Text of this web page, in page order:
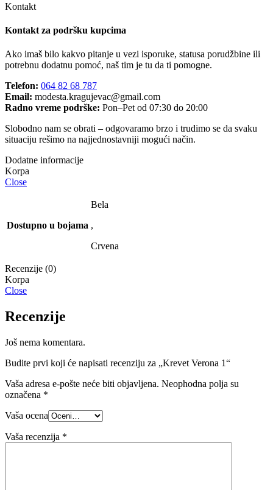
Kontakt
Kontakt za podršku kupcima
Ako imaš bilo kakvo pitanje u vezi isporuke, statusa porudžbine ili
potrebnu dodatnu pomoć, naš tim je tu da ti pomogne.
Telefon: 064 82 68 787
Email: modesta.kragujevac@gmail.com
Radno vreme podrške: Pon–Pet od 07:30 do 20:00
Slobodno nam se obrati – odgovaramo brzo i trudimo se da svaku
situaciju rešimo na najjednostavniji mogući način.
Dodatne informacije
Close
Dostupno u bojama
Bela
,
Crvena
Recenzije (0)
Close
Recenzije
Još nema komentara.
Budite prvi koji će napisati recenziju za „Krevet Verona 1“
Vaša adresa e-pošte neće biti objavljena. Neophodna polja su
označena *
Vaša ocena
Vaša recenzija *